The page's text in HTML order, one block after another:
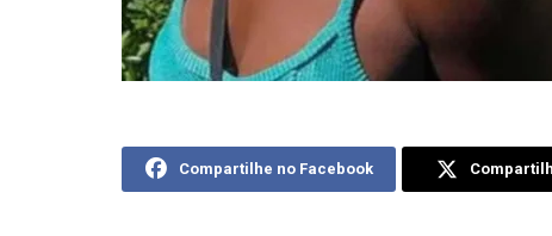
Compartilhe no Facebook